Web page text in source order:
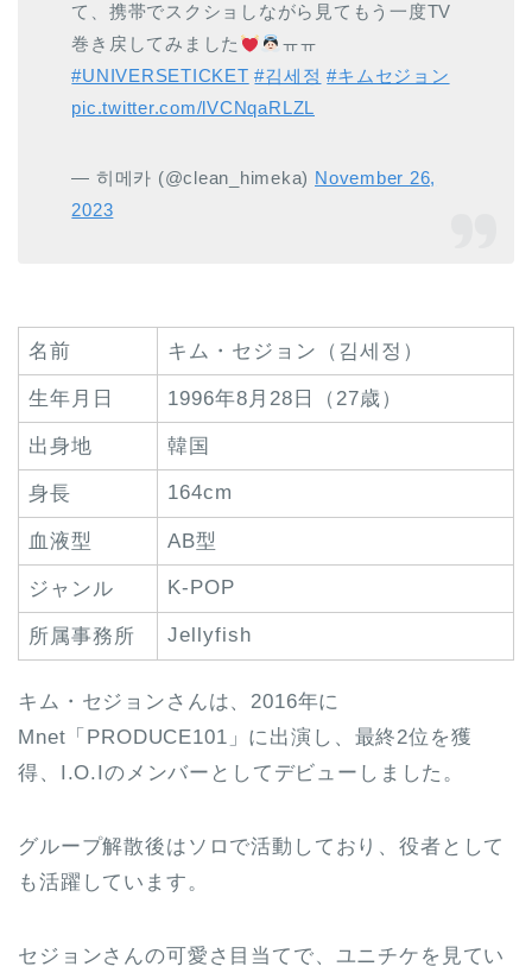
て、携帯でスクショしながら見てもう一度TV
巻き戻してみました
ㅠㅠ
#UNIVERSETICKET #김세정 #キムセジョン
pic.twitter.com/lVCNqaRLZL
— 히메카 (@clean_himeka) November 26,
2023
名前 キム・セジョン（김세정）
生年月日 1996年8月28日（27歳）
出身地 韓国
身長 164cm
血液型 AB型
ジャンル K-POP
所属事務所 Jellyfish
キム・セジョンさんは、2016年に
Mnet「PRODUCE101」に出演し、最終2位を獲
得、I.O.Iのメンバーとしてデビューしました。
グループ解散後はソロで活動しており、役者として
も活躍しています。
セジョンさんの可愛さ目当てで、ユニチケを見てい